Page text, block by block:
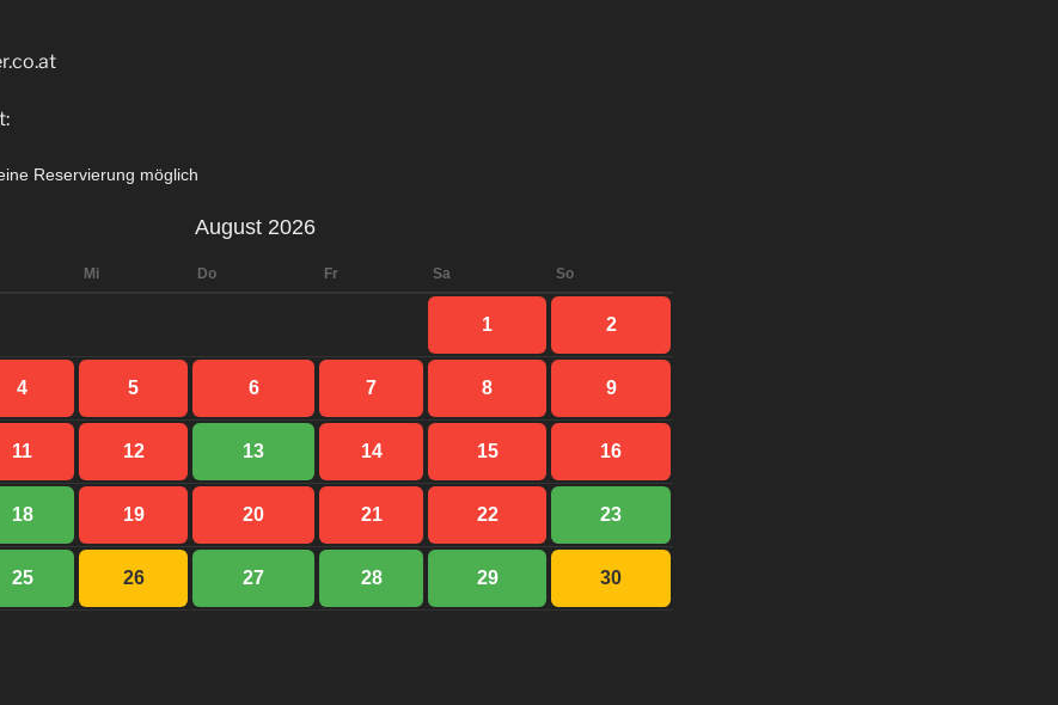
Reservierung möglich
August 2026
Mi Do Fr Sa So
1 2
4 5 6 7 8 9
11 12 13 14 15 16
18 19 20 21 22 23
25 26 27 28 29 30